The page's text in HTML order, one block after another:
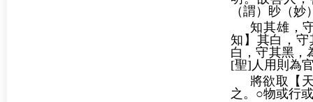
（謂）眇（妙
知其雄，
知】其白，
白，守其黑，
[聖]人用則為
將欲取【
之。○物或行